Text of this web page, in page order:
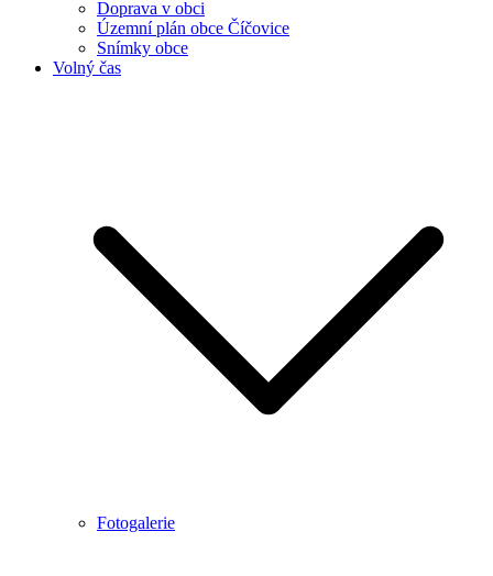
Doprava v obci
Územní plán obce Číčovice
Snímky obce
Volný čas
Fotogalerie